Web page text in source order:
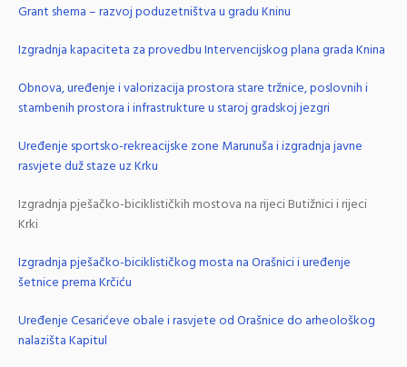
Grant shema – razvoj poduzetništva u gradu Kninu
Izgradnja kapaciteta za provedbu Intervencijskog plana grada Knina
Obnova, uređenje i valorizacija prostora stare tržnice, poslovnih i
stambenih prostora i infrastrukture u staroj gradskoj jezgri
Uređenje sportsko-rekreacijske zone Marunuša i izgradnja javne
rasvjete duž staze uz Krku
Izgradnja pješačko-biciklističkih mostova na rijeci Butižnici i rijeci
Krki
Izgradnja pješačko-biciklističkog mosta na Orašnici i uređenje
šetnice prema Krčiću
Uređenje Cesarićeve obale i rasvjete od Orašnice do arheološkog
nalazišta Kapitul